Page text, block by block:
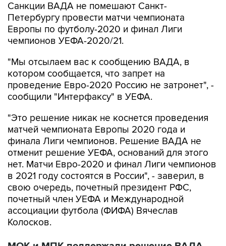
Санкции ВАДА не помешают Санкт-
Петербургу провести матчи чемпионата
Европы по футболу-2020 и финал Лиги
чемпионов УЕФА-2020/21.
"Мы отсылаем вас к сообщению ВАДА, в
котором сообщается, что запрет на
проведение Евро-2020 Россию не затронет", -
сообщили "Интерфаксу" в УЕФА.
"Это решение никак не коснется проведения
матчей чемпионата Европы 2020 года и
финала Лиги чемпионов. Решение ВАДА не
отменит решение УЕФА, оснований для этого
нет. Матчи Евро-2020 и финал Лиги чемпионов
в 2021 году состоятся в России", - заверил, в
свою очередь, почетный президент РФС,
почетный член УЕФА и Международной
ассоциации футбола (ФИФА) Вячеслав
Колосков.